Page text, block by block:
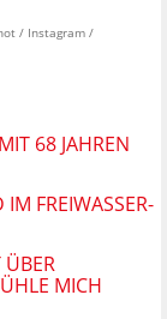
/ Instagram /
68 JAHREN
FREIWASSER-
ÜBER
MICH